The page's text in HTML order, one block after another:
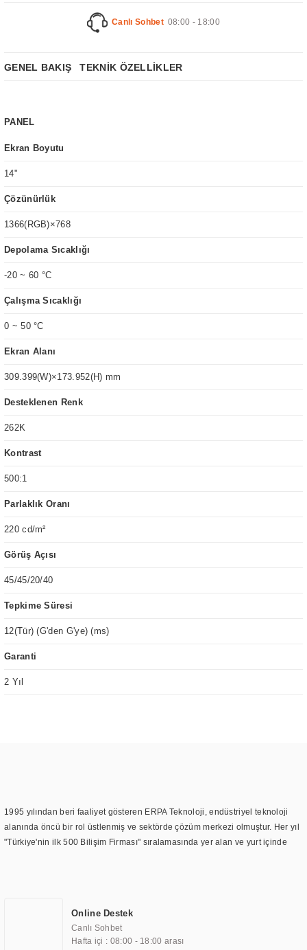
Canlı Sohbet 08:00 - 18:00
GENEL BAKIŞ TEKNİK ÖZELLİKLER
PANEL
Ekran Boyutu
14"
Çözünürlük
1366(RGB)×768
Depolama Sıcaklığı
-20 ~ 60 °C
Çalışma Sıcaklığı
0 ~ 50 °C
Ekran Alanı
309.399(W)×173.952(H) mm
Desteklenen Renk
262K
Kontrast
500:1
Parlaklık Oranı
220 cd/m²
Görüş Açısı
45/45/20/40
Tepkime Süresi
12(Tür) (G'den G'ye) (ms)
Garanti
2 Yıl
1995 yılından beri faaliyet gösteren ERPA Teknoloji, endüstriyel teknoloji
alanında öncü bir rol üstlenmiş ve sektörde çözüm merkezi olmuştur. Her yıl
"Türkiye'nin ilk 500 Bilişim Firması" sıralamasında yer alan ve yurt içinde
TOCHI markası altında kendi ürettiği ürünlerde kullanmıştır. Günümüzde
TOCHI; videowall, digital signage, kiosk, totem, akıllı durak ekranı, araç içi
ekran, asansör ekranı, digital menüboard, marin ekran, medikal ekran,
Online Destek
Canlı Sohbet
Hafta içi : 08:00 - 18:00 arası